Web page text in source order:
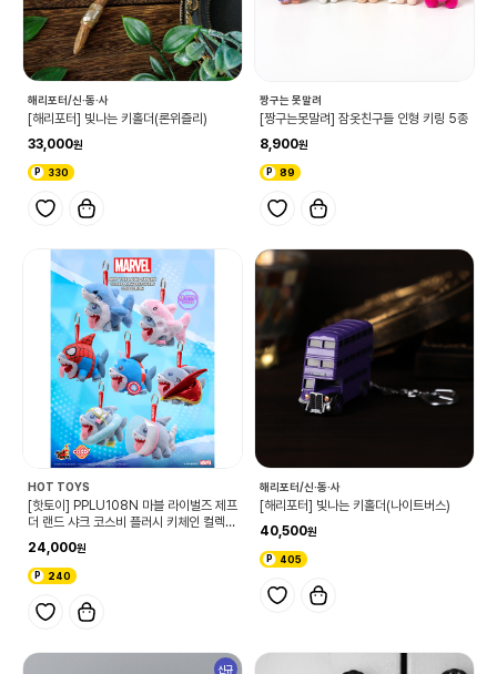
해리포터/신·동·사
[해리포터] 빛나는 키홀더(론위즐리)
33,000
330
짱구는 못말려
[짱구는못말려] 잠옷친구들 인형 키링 5종
8,900
89
HOT TOYS
[핫토이] PPLU108N 마블 라이벌즈 제프
더 랜드 샤크 코스비 플러시 키체인 컬렉션
24,000
240
해리포터/신·동·사
[해리포터] 빛나는 키홀더(나이트버스)
40,500
405
신규